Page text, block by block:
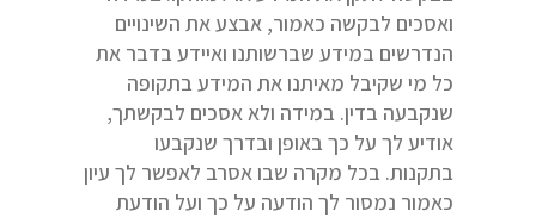
ואסכים לבקשה כאמור, אבצע את השינויים
הנדרשים במידע שברשותנו ואיידע בדבר את
כל מי שקיבל מאיתנו את המידע בתקופה
שנקבעה בדין. במידה ולא אסכים לבקשתך,
אודיע לך על כך באופן ובדרך שנקבעו
בתקנות. בכל מקרה שבו אסרב לאפשר לך עיון
כאמור נמסור לך הודעה על כך ועל הודעת